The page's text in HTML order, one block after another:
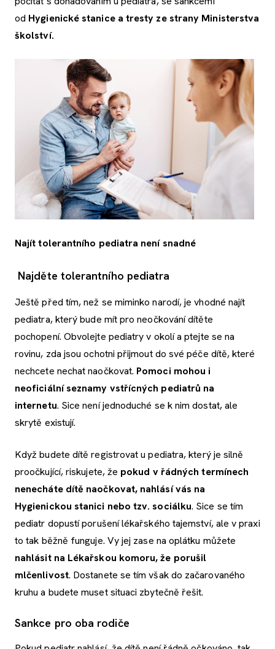
od Hygienické stanice a tresty ze strany Ministerstva
školství.
Najít tolerantního pediatra není snadné
Najděte tolerantního pediatra
Ještě před tím, než se miminko narodí, je vhodné najít
pediatra, který bude mít pro neočkování dítěte
pochopení. Obvolejte pediatry v okolí a ptejte se na
rovinu, zda jsou ochotni přijmout do své péče dítě, které
nechcete nechat naočkovat. Pomoci mohou i
neoficiální seznamy vstřícných pediatrů na
internetu. Sice není jednoduché se k nim dostat, ale
skrytě existují.
Když budete dítě registrovat u pediatra, který je silně
proočkující, riskujete, že pokud v řádných termínech
nenecháte dítě naočkovat, nahlásí vás na
Hygienickou stanici nebo tzv. sociálku. Sice se tím
pediatr dopustí porušení lékařského tajemství, ale v praxi
to tak běžně funguje. Vy jej zase na oplátku můžete
nahlásit na Lékařskou komoru, že porušil
mlčenlivost. Dostanete se tím však do začarovaného
kruhu a budete muset situaci zbytečně řešit.
Sankce pro oba rodiče